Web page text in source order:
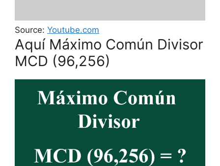
Source: Youtube.com
Aquí Máximo Común Divisor
MCD (96,256)